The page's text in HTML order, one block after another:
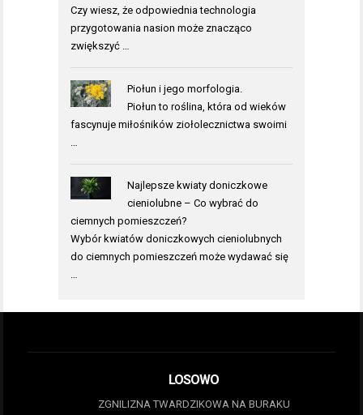
Czy wiesz, że odpowiednia technologia
przygotowania nasion może znacząco
zwiększyć …
Piołun i jego morfologia.
Piołun to roślina, która od wieków
fascynuje miłośników ziołolecznictwa swoimi
…
Najlepsze kwiaty doniczkowe
cieniolubne – Co wybrać do
ciemnych pomieszczeń?
Wybór kwiatów doniczkowych cieniolubnych
do ciemnych pomieszczeń może wydawać się
…
LOSOWO
ZGNILIZNA TWARDZIKOWA NA BURAKU